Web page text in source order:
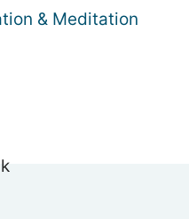
& Meditation